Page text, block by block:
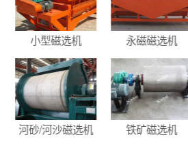
小型磁选机 永磁磁选机
河砂/河沙磁选机 铁矿磁选机